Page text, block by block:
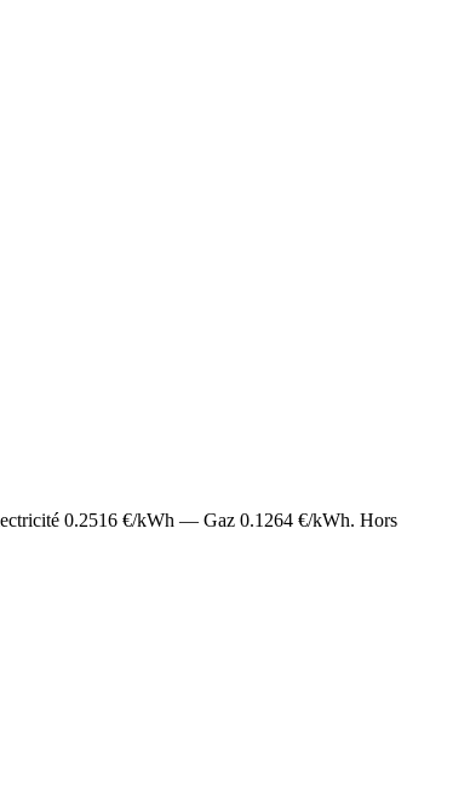
0.2516 €/kWh — Gaz 0.1264 €/kWh. Hors